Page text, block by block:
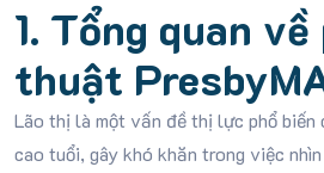
1. Tổng quan về
thuật
Lão thị là một vấn đề thị lực phổ biến
cao tuổi, gây khó khăn trong việc